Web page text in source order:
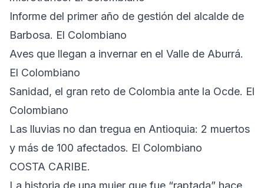
Informe del primer año de gestión del alcalde de
Barbosa. El Colombiano
Aves que llegan a invernar en el Valle de Aburrá.
El Colombiano
Sanidad, el gran reto de Colombia ante la Ocde. El
Colombiano
Las lluvias no dan tregua en Antioquia: 2 muertos
y más de 100 afectados. El Colombiano
COSTA CARIBE.
La historia de una mujer que fue “raptada” hace